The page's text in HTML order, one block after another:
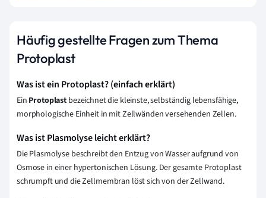
Häufig gestellte Fragen zum Thema
Protoplast
Was ist ein Protoplast? (einfach erklärt)
Ein Protoplast bezeichnet die kleinste, selbständig lebensfähige,
morphologische Einheit in mit Zellwänden versehenden Zellen.
Was ist Plasmolyse leicht erklärt?
Die Plasmolyse beschreibt den Entzug von Wasser aufgrund von
Osmose in einer hypertonischen Lösung. Der gesamte Protoplast
schrumpft und die Zellmembran löst sich von der Zellwand.